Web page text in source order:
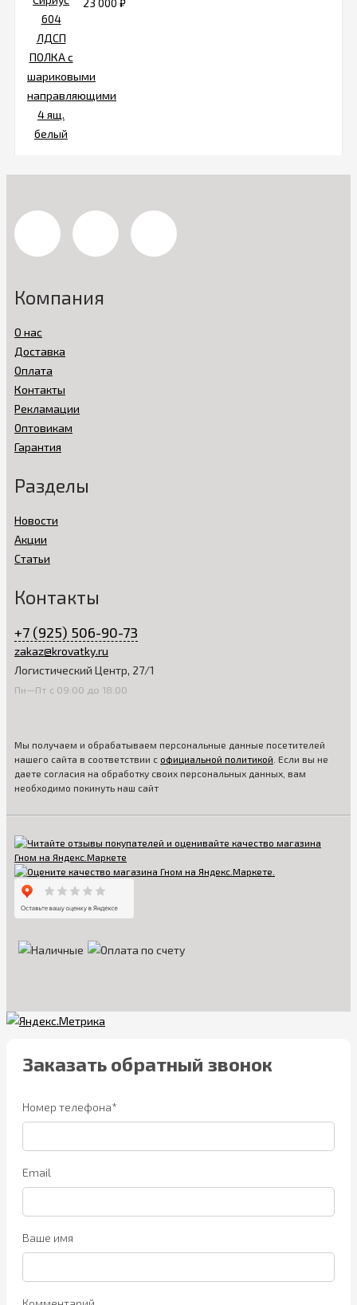
23 000 ₽
Компания
О нас
Доставка
Оплата
Контакты
Рекламации
Оптовикам
Гарантия
Разделы
Новости
Акции
Статьи
Контакты
+7 (925) 506-90-73
zakaz@krovatky.ru
Логистический Центр, 27/1
Пн—Пт с 09:00 до 18:00
Мы получаем и обрабатываем персональные данные посетителей
нашего сайта в соответствии с официальной политикой . Если вы не
даете согласия на обработку своих персональных данных, вам
необходимо покинуть наш сайт
Заказать обратный звонок
Номер телефона*
Email
Ваше имя